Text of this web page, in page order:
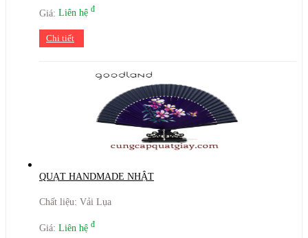
Giá: Liên hệ đ
Chi tiết
QUẠT HANDMADE NHẬT
Chất liệu: Vải Lụa
Giá: Liên hệ đ